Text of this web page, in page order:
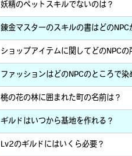
妖精のペットスキルでないのは？
錬金マスターのスキルの書はどのNPC
ショップアイテムに関してどのNPCの
ファッションはどのNPCのところで染
桃の花の林に囲まれた町の名前は？
ギルドはいつから基地を作れる？
Lv2のギルドにはいくら必要？